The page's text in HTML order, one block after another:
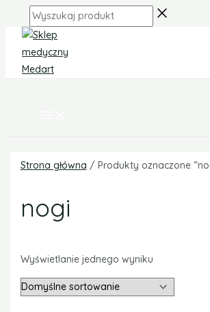
content
Wyszukaj
produkt
MENU
Strona główna / Produkty oznaczone
nogi
Wyświetlanie jednego wyniku